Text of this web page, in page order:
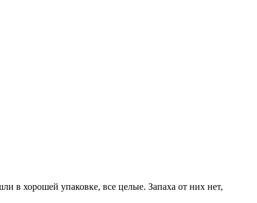
в хорошей упаковке, все целые. Запаха от них нет,